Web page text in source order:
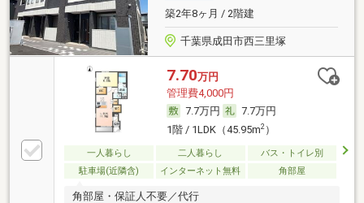
築2年8ヶ月 / 2階建
千葉県成田市西三里塚
7.70万円
管理費4,000円
7.7万円
7.7万円
1階 / 1LDK（45.95m2）
一人暮らし 二人暮らし
バス・トイレ別
駐車場(近隣含)
インターネット無料 角部屋
角部屋・保証人不要／代行